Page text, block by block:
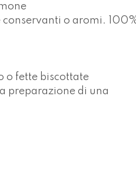
conservanti o aromi.
o fette biscottate
preparazione di una